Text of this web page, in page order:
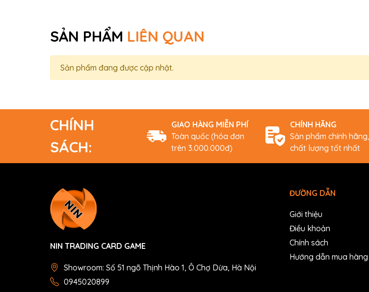
SẢN PHẨM LIÊN QUAN
Sản phẩm đang được cập nhật.
CHÍNH
SÁCH:
GIAO HÀNG MIỄN PHÍ
Toàn quốc (hóa đơn
trên 3.000.000đ)
CHÍNH HÃNG
Sản phẩm chính hãng,
chất lượng tốt nhất
NIN TRADING CARD GAME
Showroom: Số 51 ngõ Thịnh Hào 1, Ô Chợ Dừa, Hà Nội
0945020899
ĐƯỜNG DẪN
Giới thiệu
Điều khoản
Chính sách
Hướng dẫn mua hàng